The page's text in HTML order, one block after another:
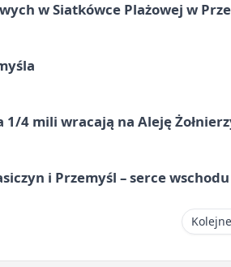
w Siatkówce Plażowej w
1/4 mili wracają na Aleję
i Przemyśl – serce wschodu